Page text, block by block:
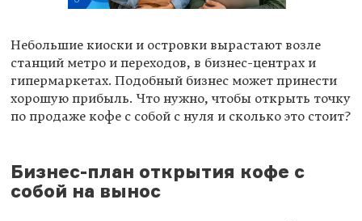
Небольшие киоски и островки вырастают возле
станций метро и переходов, в бизнес-центрах и
гипермаркетах. Подобный бизнес может принести
хорошую прибыль. Что нужно, чтобы открыть точку
по продаже кофе с собой с нуля и сколько это стоит?
Бизнес-план открытия кофе с
собой на вынос